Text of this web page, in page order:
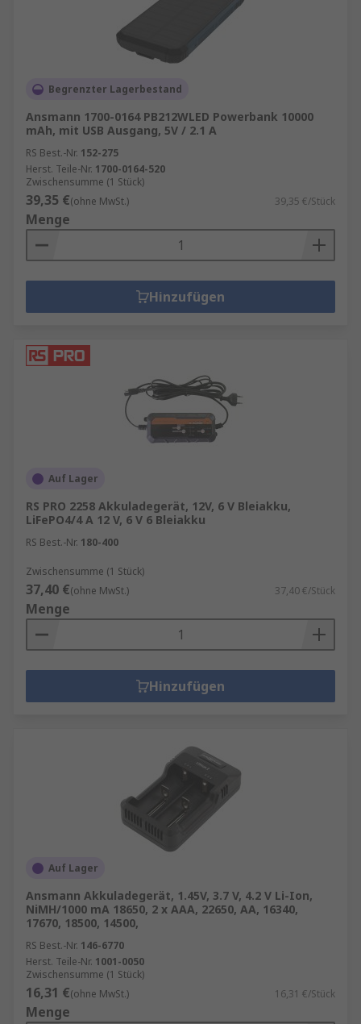
Begrenzter Lagerbestand
Ansmann 1700-0164 PB212WLED Powerbank 10000
mAh, mit USB Ausgang, 5V / 2.1 A
RS Best.-Nr. 152-275
Herst. Teile-Nr. 1700-0164-520
Zwischensumme (1 Stück)
39,35 €(ohne MwSt.) 39,35 €/Stück
Menge
Hinzufügen
Auf Lager
RS PRO 2258 Akkuladegerät, 12V, 6 V Bleiakku,
LiFePO4/4 A 12 V, 6 V 6 Bleiakku
RS Best.-Nr. 180-400
Zwischensumme (1 Stück)
37,40 €(ohne MwSt.) 37,40 €/Stück
Menge
Hinzufügen
Auf Lager
Ansmann Akkuladegerät, 1.45V, 3.7 V, 4.2 V Li-Ion,
NiMH/1000 mA 18650, 2 x AAA, 22650, AA, 16340,
17670, 18500, 14500,
RS Best.-Nr. 146-6770
Herst. Teile-Nr. 1001-0050
Zwischensumme (1 Stück)
16,31 €(ohne MwSt.) 16,31 €/Stück
Menge